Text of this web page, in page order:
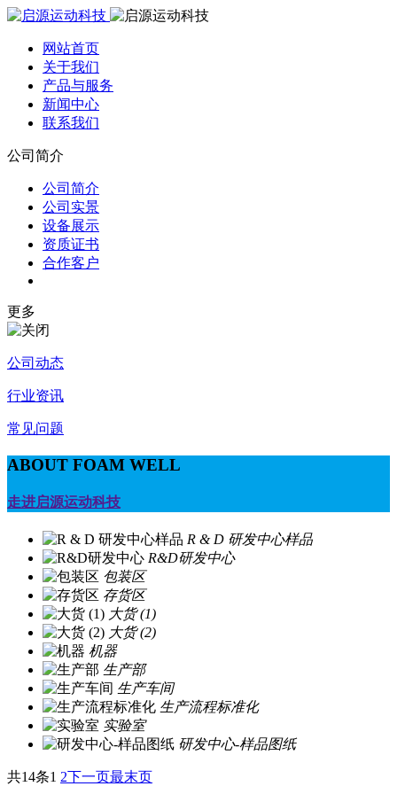
网站首页
关于我们
产品与服务
新闻中心
联系我们
公司简介
公司简介
公司实景
设备展示
资质证书
合作客户
更多
公司动态
行业资讯
常见问题
ABOUT FOAM WELL
走进启源运动科技
R & D 研发中心样品
R&D研发中心
包装区
存货区
大货 (1)
大货 (2)
机器
生产部
生产车间
生产流程标准化
实验室
研发中心-样品图纸
共14条1 2下一页最末页